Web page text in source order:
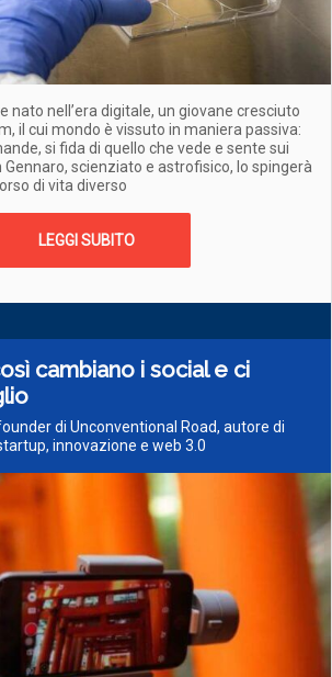
nato nell’era digitale, un giovane cresciuto
il cui mondo è vissuto in maniera passiva:
si fida di quello che vede e sente sui
Gennaro, scienziato e astrofisico, lo spingerà
di vita diverso
LEGGI SUBITO
cambiano i social e ci
di Unconventional Road, autore di
innovazione e web 3.0